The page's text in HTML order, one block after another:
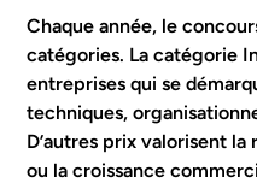
Chaque année, le
catégories. La catégorie
entreprises qui se
techniques,
D’autres prix valorisent
ou la croissance